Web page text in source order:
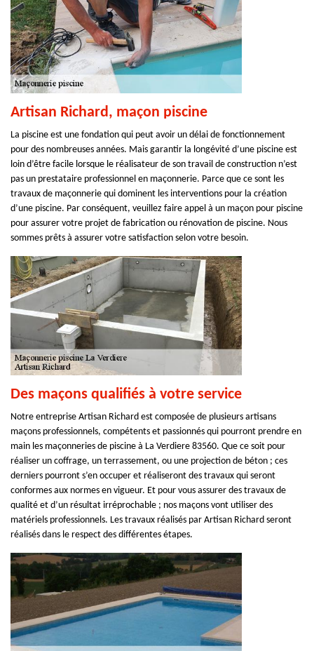
Artisan Richard, maçon piscine
La piscine est une fondation qui peut avoir un délai de fonctionnement
pour des nombreuses années. Mais garantir la longévité d’une piscine est
loin d’être facile lorsque le réalisateur de son travail de construction n’est
pas un prestataire professionnel en maçonnerie. Parce que ce sont les
travaux de maçonnerie qui dominent les interventions pour la création
d’une piscine. Par conséquent, veuillez faire appel à un maçon pour piscine
pour assurer votre projet de fabrication ou rénovation de piscine. Nous
sommes prêts à assurer votre satisfaction selon votre besoin.
Des maçons qualifiés à votre service
Notre entreprise Artisan Richard est composée de plusieurs artisans
maçons professionnels, compétents et passionnés qui pourront prendre en
main les maçonneries de piscine à La Verdiere 83560. Que ce soit pour
réaliser un coffrage, un terrassement, ou une projection de béton ; ces
derniers pourront s’en occuper et réaliseront des travaux qui seront
conformes aux normes en vigueur. Et pour vous assurer des travaux de
qualité et d’un résultat irréprochable ; nos maçons vont utiliser des
matériels professionnels. Les travaux réalisés par Artisan Richard seront
réalisés dans le respect des différentes étapes.